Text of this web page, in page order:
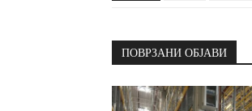
ПОВРЗАНИ ОБЈАВИ